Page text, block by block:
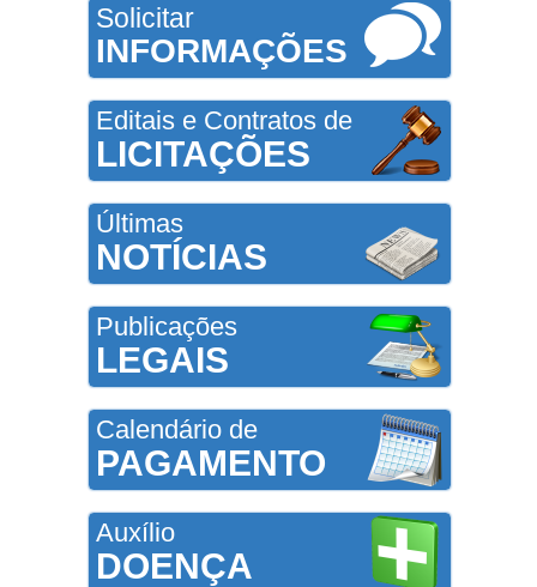
Solicitar
INFORMAÇÕES
Editais e Contratos de
LICITAÇÕES
Últimas
NOTÍCIAS
Publicações
LEGAIS
Calendário de
PAGAMENTO
Auxílio
DOENÇA